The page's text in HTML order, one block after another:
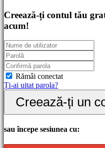
Comunitate
Gameplay
Evenimente
în
joc
Noutăți
Media
Ghiduri
Forum
IDC
Gifts
IDC
Plays
Creează-ți contul tău
acum!
Rămâi conectat
Ți-ai uitat parola?
Creează-ți un
sau începe sesiunea cu: